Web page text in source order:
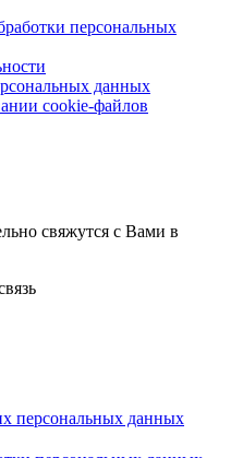
персональных
данных
cookie-файлов
свяжутся с Вами в
персональных данных